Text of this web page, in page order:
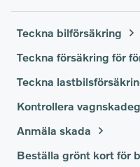
Teckna bilförsäkring
Teckna försäkring för
Teckna
Kontrollera
Anmäla skada
Beställa grönt kort för